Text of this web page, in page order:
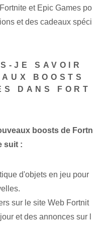
et Epic Games po
et des cadeaux spéci
JE SAVOIR
BOOSTS
DANS FORT
boosts de Fortn
suit :
d'objets en jeu pour
sur le site Web Fortnit
et des annonces sur l